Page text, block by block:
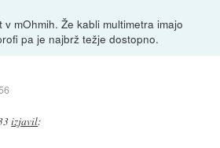
mOhmih. Že kabli multimetra imajo
pa je najbrž težje dostopno.
izjavil: